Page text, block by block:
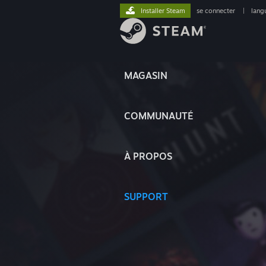
MAGASIN
COMMUNAUTÉ
À PROPOS
SUPPORT
Installer Steam se connecter